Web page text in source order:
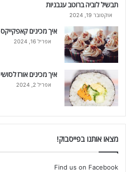
תבשיל לוביה ברוטב עגבניות
אוקטובר 19, 2024
איך מכינים קאפקייקס
אפריל 16, 2024
איך מכינים אורז לסושי
אפריל 2, 2024
מצאו אותנו בפייסבוק!
Find us on Facebook